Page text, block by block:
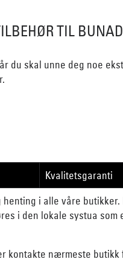
TIL
du skal unne deg noe
Kvalitetsgaranti
i alle våre
i den lokale systua
kontakte nærmeste butikk